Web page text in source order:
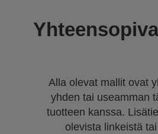
Alla olevat mallit ovat
yhden tai useamman
tuotteen kanssa.
olevista linkeistä